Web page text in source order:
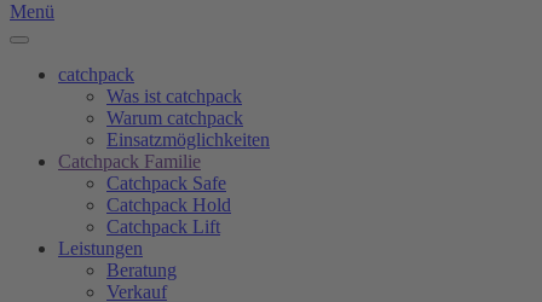
Menü
catchpack
Was ist catchpack
Warum catchpack
Einsatzmöglichkeiten
Catchpack Familie
Catchpack Safe
Catchpack Hold
Catchpack Lift
Leistungen
Beratung
Verkauf